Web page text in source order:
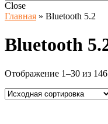
Close
Главная » Bluetooth 5.2
Bluetooth
Отображение 1–30 из 146